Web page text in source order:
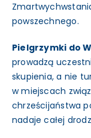
powszechnego.
Pielgrzymki do
prowadzą
skupienia, a nie
w miejscach
chrześcijaństwa
nadaje całej